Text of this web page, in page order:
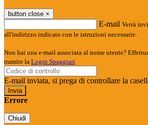
button close ×
E-mail Verrà
all'indirizzo indicato con le istruzioni necessarie.
Non hai una e-mail associata al nome utente?
tramite la Login Spaggiari
E-mail inviata, si prega di controllare la
Errore
Chiudi